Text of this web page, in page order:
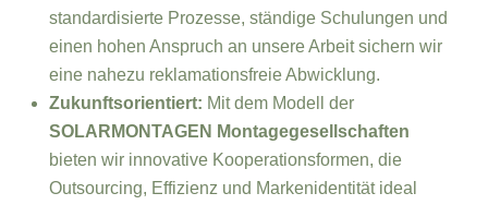
standardisierte Prozesse, ständige Schulungen und
einen hohen Anspruch an unsere Arbeit sichern wir
eine nahezu reklamationsfreie Abwicklung.
Zukunftsorientiert: Mit dem Modell der
SOLARMONTAGEN Montagegesellschaften
bieten wir innovative Kooperationsformen, die
Outsourcing, Effizienz und Markenidentität ideal